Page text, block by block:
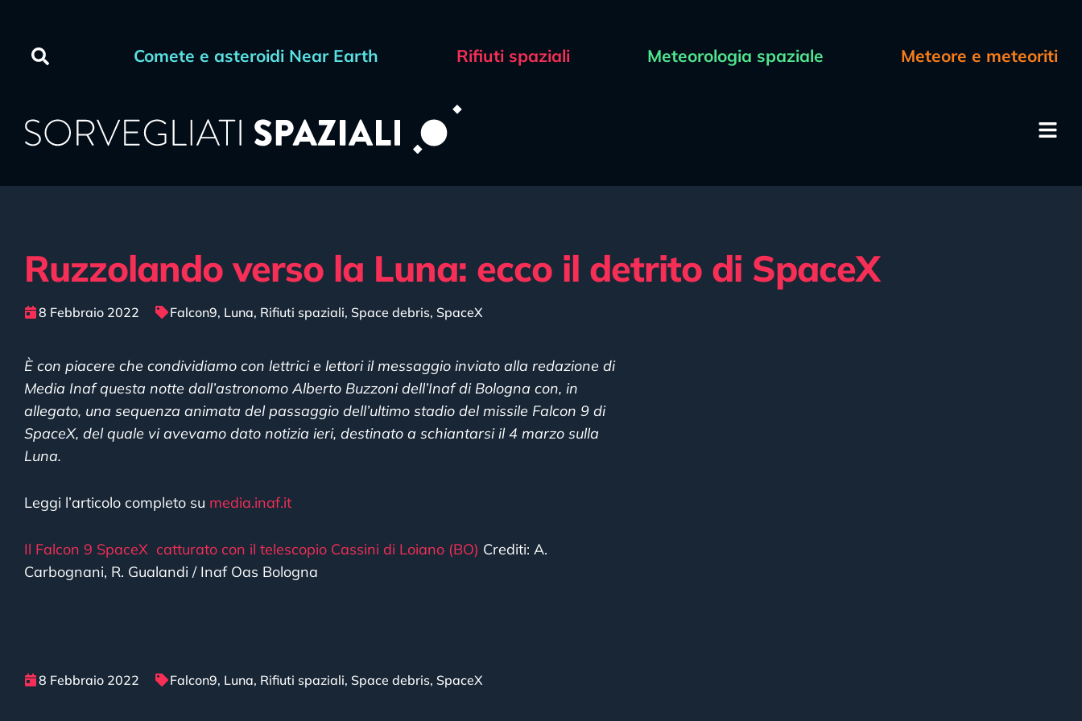
Comete e asteroidi Near Earth Rifiuti spaziali Meteorologia spaziale Meteore e meteoriti
Ruzzolando verso la Luna: ecco il detrito di SpaceX
8 Febbraio 2022 Falcon9, Luna, Rifiuti spaziali, Space debris, SpaceX
È con piacere che condividiamo con lettrici e lettori il messaggio inviato alla redazione di
Media Inaf questa notte dall’astronomo Alberto Buzzoni dell’Inaf di Bologna con, in
allegato, una sequenza animata del passaggio dell’ultimo stadio del missile Falcon 9 di
SpaceX, del quale vi avevamo dato notizia ieri, destinato a schiantarsi il 4 marzo sulla
Luna.
Leggi l’articolo completo su media.inaf.it
Il Falcon 9 SpaceX catturato con il telescopio Cassini di Loiano (BO) Crediti: A.
Carbognani, R. Gualandi / Inaf Oas Bologna
8 Febbraio 2022 Falcon9, Luna, Rifiuti spaziali, Space debris, SpaceX